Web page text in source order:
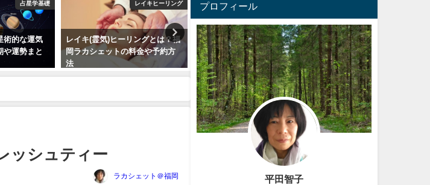
占星学基礎
術的な運気
や運勢まと
レイキヒーリング
レイキ(霊気)ヒーリングとは？福
岡ラカシェットの料金や予約方
法
レイキ・アチューンメント(伝授)
の受講料や特徴メリットについ
て
2025年5月25日
12星座別アロマのブレンド
ピ☆安全な使い方や注意点
2017年8月5日
ッシュティー
ラカシェット＠福岡
プロフィール
平田智子